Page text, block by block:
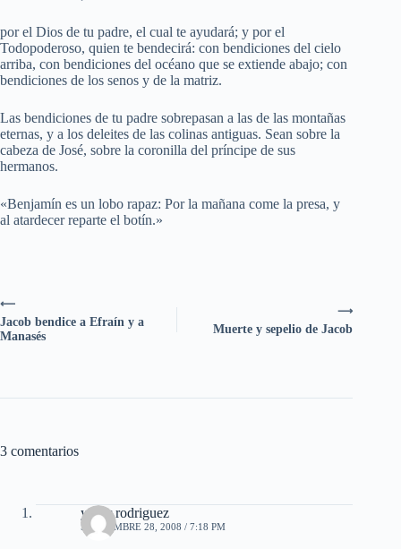
por el Dios de tu padre, el cual te ayudará; y por el
Todopoderoso, quien te bendecirá: con bendiciones del cielo
arriba, con bendiciones del océano que se extiende abajo; con
bendiciones de los senos y de la matriz.
Las bendiciones de tu padre sobrepasan a las de las montañas
eternas, y a los deleites de las colinas antiguas. Sean sobre la
cabeza de José, sobre la coronilla del príncipe de sus
hermanos.
«Benjamín es un lobo rapaz: Por la mañana come la presa, y
al atardecer reparte el botín.»
⟶
Muerte y sepelio de Jacob
⟵
Jacob bendice a Efraín y a
Manasés
3 comentarios
yader rodriguez
SEPTIEMBRE 28, 2008 / 7:18 PM